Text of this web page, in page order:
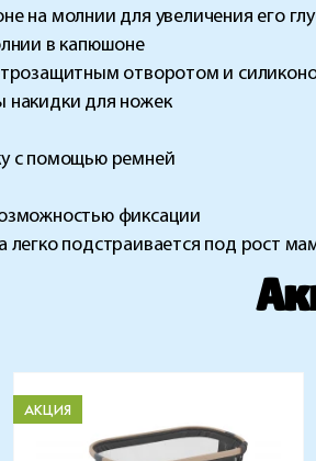
на молнии для увеличения его
в капюшоне
отворотом и
накидки для ножек
с помощью ремней
фиксации
легко подстраивается под рост
АКЦИЯ